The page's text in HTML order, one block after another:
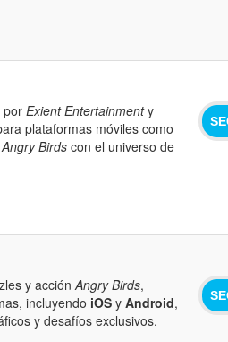
por Exient Entertainmenty
plataformas móviles como
Angry Birds con el universo de
y acción Angry Birds,
incluyendo iOS y Android,
y desafíos exclusivos.